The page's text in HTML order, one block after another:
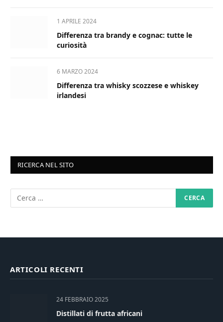
1 APRILE 2024
Differenza tra brandy e cognac: tutte le
curiosità
6 MARZO 2024
Differenza tra whisky scozzese e whiskey
irlandesi
RICERCA NEL SITO
ARTICOLI RECENTI
24 FEBBRAIO 2025
Distillati di frutta africani